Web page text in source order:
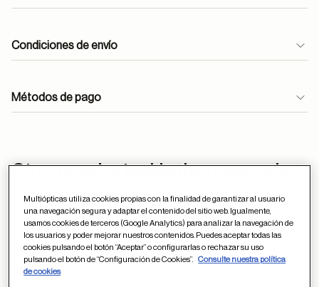
ayuda
Condiciones de envío
Métodos de pago
Otros usuarios tambien han comprado
Guardar en
Multiópticas utiliza cookies propias con la finalidad de garantizar al usuario
una navegación segura y adaptar el contenido del sitio web. Igualmente,
usamos cookies de terceros (Google Analytics) para analizar la navegación de
los usuarios y poder mejorar nuestros contenidos. Puedes aceptar todas las
cookies pulsando el botón “Aceptar” o configurarlas o rechazar su uso
pulsando el botón de “Configuración de Cookies”.
Consulte nuestra política
de cookies